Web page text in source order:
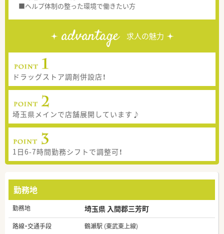
■ヘルプ体制の整った環境で働きたい方
advantage 求人の魅力
ドラッグストア調剤併設店！
埼玉県メインで店舗展開しています♪
1日6-7時間勤務シフトで調整可！
勤務地
勤務地 埼玉県 入間郡三芳町
路線・交通手段
鶴瀬駅 (東武東上線)